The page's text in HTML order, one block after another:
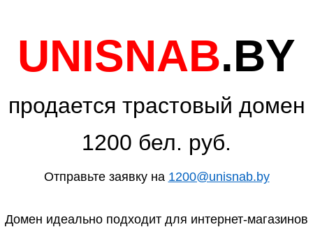
UNISNAB.BY
продается трастовый домен
1200 бел. руб.
Отправьте заявку на 1200@unisnab.by
Домен идеально подходит для интернет-магазинов